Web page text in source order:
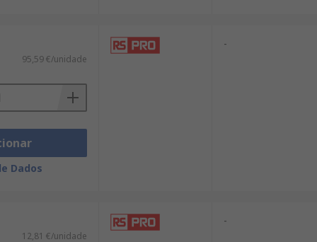
95,59 €/unidade
Dados
-
12,81 €/unidade
-